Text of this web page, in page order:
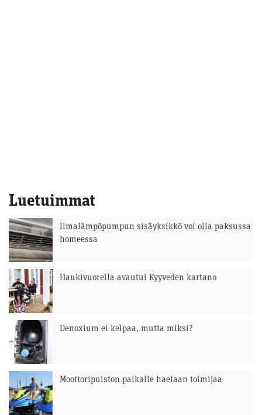
Luetuimmat
Ilmalämpöpumpun sisäyksikkö voi olla paksussa
homeessa
Haukivuorella avautui Kyyveden kartano
Denoxium ei kelpaa, mutta miksi?
Moottoripuiston paikalle haetaan toimijaa